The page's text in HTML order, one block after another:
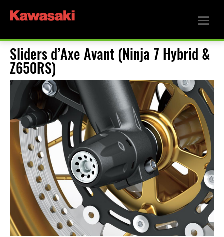
Sliders d’Axe Avant (Ninja 7 Hybrid &
Z650RS)